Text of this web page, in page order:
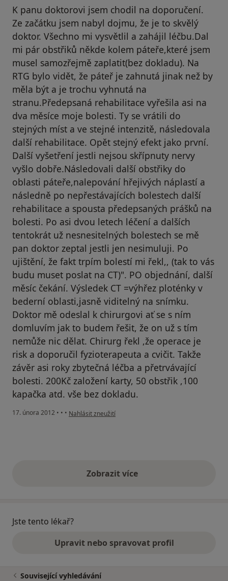
K panu doktorovi jsem chodil na doporučení.
Ze začátku jsem nabyl dojmu, že je to skvělý
doktor. Všechno mi vysvětlil a zahájil léčbu.Dal
mi pár obstřiků někde kolem páteře,které jsem
musel samozřejmě zaplatit(bez dokladu). Na
RTG bylo vidět, že páteř je zahnutá jinak než by
měla být a je trochu vyhnutá na
stranu.Předepsaná rehabilitace vyřešila asi na
dva měsíce moje bolesti. Ty se vrátili do
stejných míst a ve stejné intenzitě, následovala
další rehabilitace. Opět stejný efekt jako první.
Další vyšetření jestli nejsou skřípnuty nervy
vyšlo dobře.Následovali další obstřiky do
oblasti páteře,nalepování hřejivých náplastí a
následně po nepřestávajících bolestech další
rehabilitace a spousta předepsaných prášků na
bolesti. Po asi dvou letech léčení a dalších
tentokrát už nesnesitelných bolestech se mě
pan doktor zeptal jestli jen nesimuluji. Po
ujištění, že fakt trpím bolestí mi řekl,, (tak to vás
budu muset poslat na CT)". PO objednání, další
měsíc čekání. Výsledek CT =výhřez ploténky v
bederní oblasti,jasně viditelný na snímku.
Doktor mě odeslal k chirurgovi ať se s ním
domluvím jak to budem řešit, že on už s tím
nemůže nic dělat. Chirurg řekl ,že operace je
risk a doporučil fyzioterapeuta a cvičit. Takže
závěr asi roky zbytečná léčba a přetrvávající
bolesti. 200Kč založení karty, 50 obstřik ,100
kapačka atd. vše bez dokladu.
17. února 2012 • • • podle názoru uživatele host
Nahlásit zneužití
Zobrazit vícevýše uvedené názory
Jste tento lékař?
Upravit nebo spravovat profil
Související vyhledávání